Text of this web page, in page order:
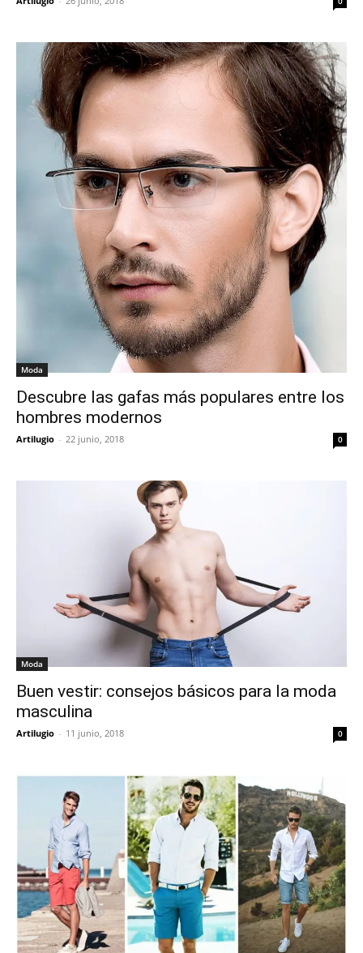
Moda
Descubre las gafas más populares entre los
hombres modernos
Artilugio - 22 junio, 2018 0
Moda
Buen vestir: consejos básicos para la moda
masculina
Artilugio - 11 junio, 2018 0